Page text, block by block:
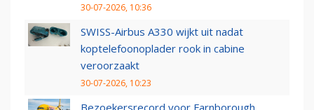
30-07-2026, 10:36
SWISS-Airbus A330 wijkt uit nadat
koptelefoonoplader rook in cabine
veroorzaakt
30-07-2026, 10:23
Bezoekersrecord voor Farnborough